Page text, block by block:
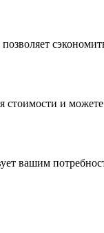
стоимости и
вашим